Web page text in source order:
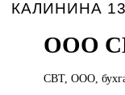
КАЛИНИНА 13
ООО
СВТ, ООО,